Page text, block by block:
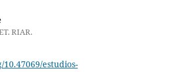
RIAR.
estudios-